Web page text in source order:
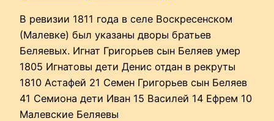
В ревизии 1811 года в селе Воскресенском
(Малевке) был указаны дворы братьев
Беляевых. Игнат Григорьев сын Беляев умер
1805 Игнатовы дети Денис отдан в рекруты
1810 Астафей 21 Семен Григорьев сын Беляев
41 Семиона дети Иван 15 Василей 14 Ефрем 10
Малевские Беляевы